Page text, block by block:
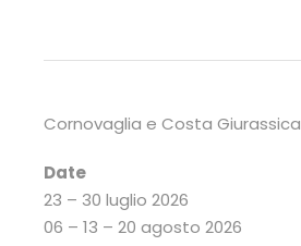
Cornovaglia e Costa Giurassica
Date
23 – 30 luglio 2026
06 – 13 – 20 agosto 2026